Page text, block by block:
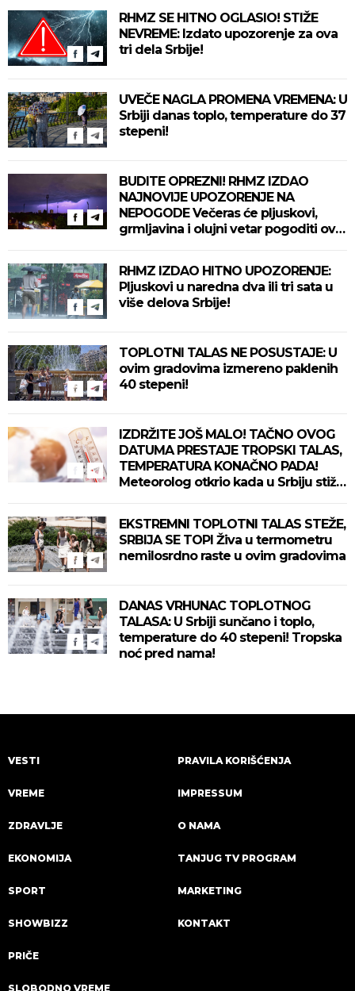
RHMZ SE HITNO OGLASIO! STIŽE
NEVREME: Izdato upozorenje za ova
tri dela Srbije!
UVEČE NAGLA PROMENA VREMENA: U
Srbiji danas toplo, temperature do 37
stepeni!
BUDITE OPREZNI! RHMZ IZDAO
NAJNOVIJE UPOZORENJE NA
NEPOGODE Večeras će pljuskovi,
grmljavina i olujni vetar pogoditi ove
RHMZ IZDAO HITNO UPOZORENJE:
Pljuskovi u naredna dva ili tri sata u
više delova Srbije!
TOPLOTNI TALAS NE POSUSTAJE: U
ovim gradovima izmereno paklenih
40 stepeni!
IZDRŽITE JOŠ MALO! TAČNO OVOG
DATUMA PRESTAJE TROPSKI TALAS,
TEMPERATURA KONAČNO PADA!
Meteorolog otkrio kada u Srbiju stiže
EKSTREMNI TOPLOTNI TALAS STEŽE,
SRBIJA SE TOPI Živa u termometru
nemilosrdno raste u ovim gradovima
DANAS VRHUNAC TOPLOTNOG
TALASA: U Srbiji sunčano i toplo,
temperature do 40 stepeni! Tropska
noć pred nama!
VESTI
VREME
ZDRAVLJE
EKONOMIJA
SPORT
SHOWBIZZ
PRIČE
SLOBODNO VREME
PRAVILA KORIŠĆENJA
IMPRESSUM
O NAMA
TANJUG TV PROGRAM
MARKETING
KONTAKT